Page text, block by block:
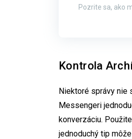
Pozrite sa, ako
Kontrola
Niektoré správy nie
Messengeri
konverzáciu.
jednoduchý tip